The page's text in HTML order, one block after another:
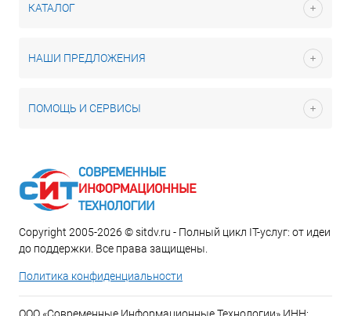
КАТАЛОГ
НАШИ ПРЕДЛОЖЕНИЯ
ПОМОЩЬ И СЕРВИСЫ
Copyright 2005-2026 © sitdv.ru - Полный цикл IT-услуг: от идеи
до поддержки. Все права защищены.
Политика конфиденциальности